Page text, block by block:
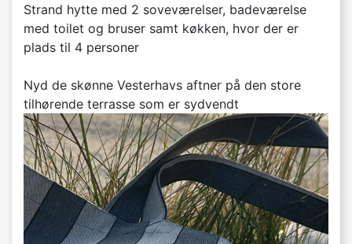
Strand hytte med 2 soveværelser, badeværelse
med toilet og bruser samt køkken, hvor der er
plads til 4 personer
Nyd de skønne Vesterhavs aftner på den store
tilhørende terrasse som er sydvendt